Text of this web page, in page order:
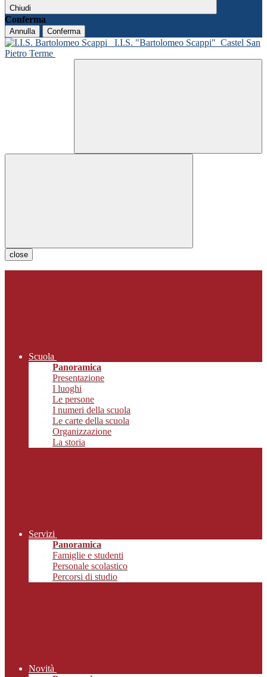
Chiudi
Conferma
Annulla Conferma
I.I.S. "Bartolomeo Scappi" Castel San
Pietro Terme
close
Scuola
Panoramica
Presentazione
I luoghi
Le persone
I numeri della scuola
Le carte della scuola
Organizzazione
La storia
Servizi
Panoramica
Famiglie e studenti
Personale scolastico
Percorsi di studio
Novità